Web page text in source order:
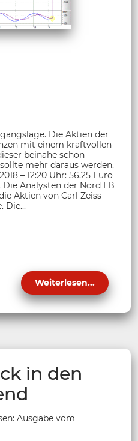
Die Aktien der
mit einem kraftvollen
beinahe schon
mehr daraus werden.
– 12:20 Uhr: 56,25 Euro
Die Analysten der Nord LB
Aktien von Carl Zeiss
Die...
Weiterlesen...
in den
Ausgabe vom